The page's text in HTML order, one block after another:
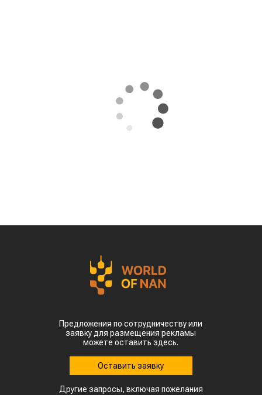
Предложения по сотрудничеству или
заявку для размещения рекламы
можете оставить здесь.
Оставить заявку
Другие запросы, включая пожелания